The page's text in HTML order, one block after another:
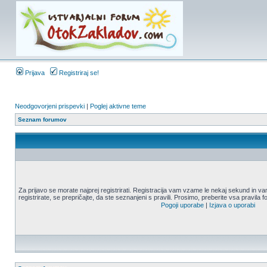
Prijava Registriraj se!
Neodgovorjeni prispevki | Poglej aktivne teme
Seznam forumov
Za prijavo se morate najprej registrirati. Registracija vam vzame le nekaj sekund in
registrirate, se prepričajte, da ste seznanjeni s pravili. Prosimo, preberite vsa pravila
Pogoji uporabe| Izjava o uporabi